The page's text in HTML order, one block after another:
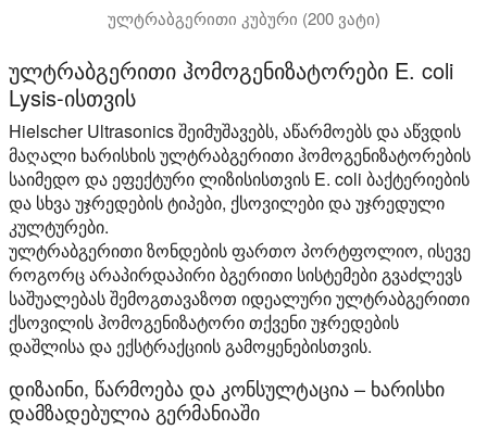
ულტრაბგერითი კუბური (200 ვატი)
ულტრაბგერითი ჰომოგენიზატორები E. coli
Lysis-ისთვის
Hielscher Ultrasonics შეიმუშავებს, აწარმოებს და აწვდის
მაღალი ხარისხის ულტრაბგერითი ჰომოგენიზატორების
საიმედო და ეფექტური ლიზისისთვის E. coli ბაქტერიების
და სხვა უჯრედების ტიპები, ქსოვილები და უჯრედული
კულტურები.
ულტრაბგერითი ზონდების ფართო პორტფოლიო, ისევე
როგორც არაპირდაპირი ბგერითი სისტემები გვაძლევს
საშუალებას შემოგთავაზოთ იდეალური ულტრაბგერითი
ქსოვილის ჰომოგენიზატორი თქვენი უჯრედების
დაშლისა და ექსტრაქციის გამოყენებისთვის.
დიზაინი, წარმოება და კონსულტაცია – ხარისხი
დამზადებულია გერმანიაში